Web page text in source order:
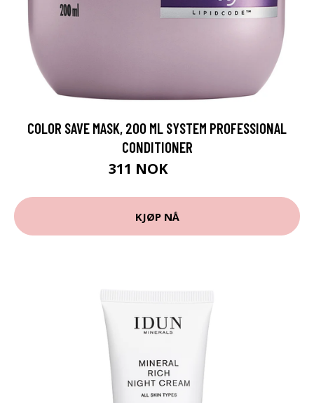
COLOR SAVE MASK, 200 ML SYSTEM PROFESSIONAL
CONDITIONER
311 NOK
KJØP NÅ